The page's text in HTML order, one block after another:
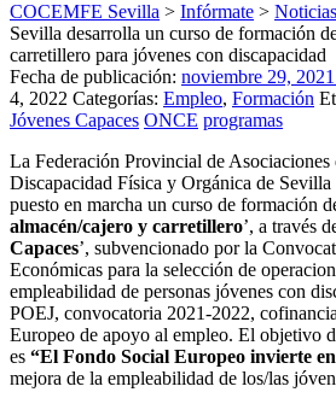
COCEMFE Sevilla > Infórmate > Noticias
Sevilla desarrolla un curso de formación
carretillero para jóvenes con discapacidad
Fecha de publicación: noviembre 29, 2021
4, 2022 Categorías: Empleo, Formación
Jóvenes Capaces ONCE programas
La Federación Provincial de Asociaciones
Discapacidad Física y Orgánica de
puesto en marcha un curso de formación
almacén/cajero y carretillero’, a través
Capaces’, subvencionado por la
Económicas para la selección de
empleabilidad de personas jóvenes con
POEJ, convocatoria 2021-2022,
Europeo de apoyo al empleo. El objetivo
es “El Fondo Social Europeo invierte
mejora de la empleabilidad de los/las